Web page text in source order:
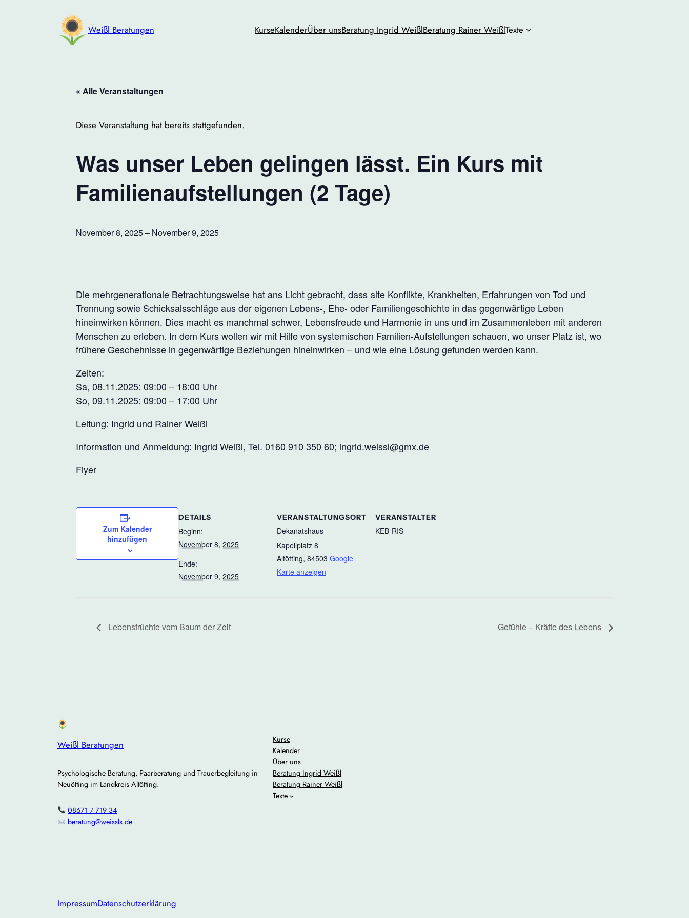
Weißl Beratungen KurseKalenderÜber unsBeratung Ingrid WeißlBeratung Rainer WeißlTexte
« Alle Veranstaltungen
Diese Veranstaltung hat bereits stattgefunden.
Was unser Leben gelingen lässt. Ein Kurs mit
Familienaufstellungen (2 Tage)
November 8, 2025– November 9, 2025
Die mehrgenerationale Betrachtungsweise hat ans Licht gebracht, dass alte Konflikte, Krankheiten, Erfahrungen von Tod und
Trennung sowie Schicksalsschläge aus der eigenen Lebens-, Ehe- oder Familiengeschichte in das gegenwärtige Leben
hineinwirken können. Dies macht es manchmal schwer, Lebensfreude und Harmonie in uns und im Zusammenleben mit anderen
Menschen zu erleben. In dem Kurs wollen wir mit Hilfe von systemischen Familien-Aufstellungen schauen, wo unser Platz ist, wo
frühere Geschehnisse in gegenwärtige Beziehungen hineinwirken – und wie eine Lösung gefunden werden kann.
Zeiten:
Sa, 08.11.2025: 09:00 – 18:00 Uhr
So, 09.11.2025: 09:00 – 17:00 Uhr
Leitung: Ingrid und Rainer Weißl
Information und Anmeldung: Ingrid Weißl, Tel. 0160 910 350 60; ingrid.weissl@gmx.de
Flyer
Zum Kalender
hinzufügen
DETAILS
Beginn:
November 8, 2025
Ende:
November 9, 2025
VERANSTALTUNGSORT
Dekanatshaus
Kapellplatz 8
Altötting, 84503 Google
Karte anzeigen
VERANSTALTER
KEB-RIS
Lebensfrüchte vom Baum der Zeit Gefühle – Kräfte des Lebens
Weißl Beratungen
Psychologische Beratung, Paarberatung und Trauerbegleitung in
Neuötting im Landkreis Altötting.
08671 / 719 34
beratung@weissls.de
Kurse
Kalender
Über uns
Beratung Ingrid Weißl
Beratung Rainer Weißl
Texte
ImpressumDatenschutzerklärung